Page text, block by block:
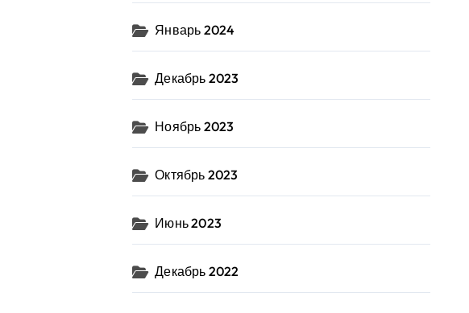
Январь 2024
Декабрь 2023
Ноябрь 2023
Октябрь 2023
Июнь 2023
Декабрь 2022